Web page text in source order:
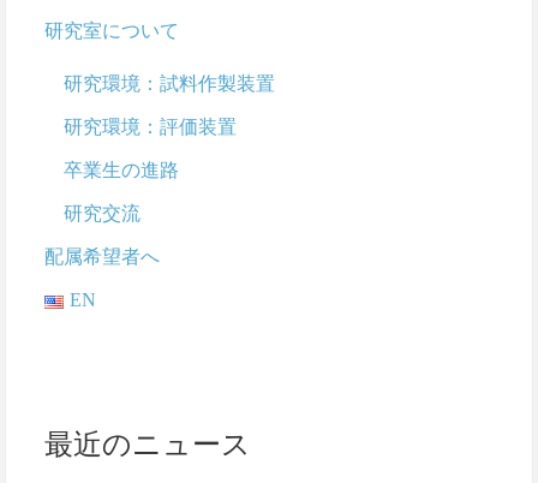
研究室について
研究環境：試料作製装置
研究環境：評価装置
卒業生の進路
研究交流
配属希望者へ
EN
最近のニュース